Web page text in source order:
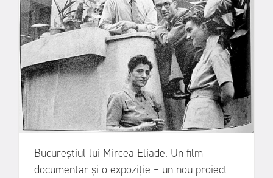
Bucureștiul lui Mircea Eliade. Un film
documentar și o expoziție – un nou proiect